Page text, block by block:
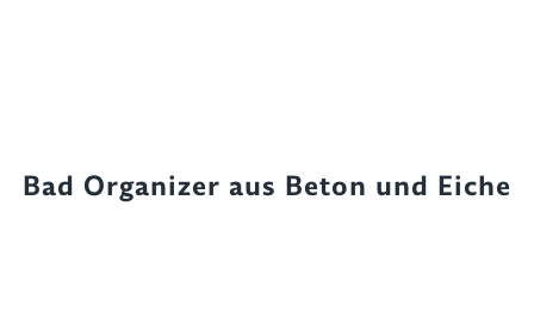
Bad Organizer aus Beton und Eiche